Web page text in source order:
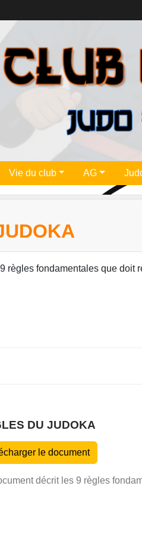
Vie du club AG
règles fondamentales que
DU JUDOKA
le document
décrit les 9 règles